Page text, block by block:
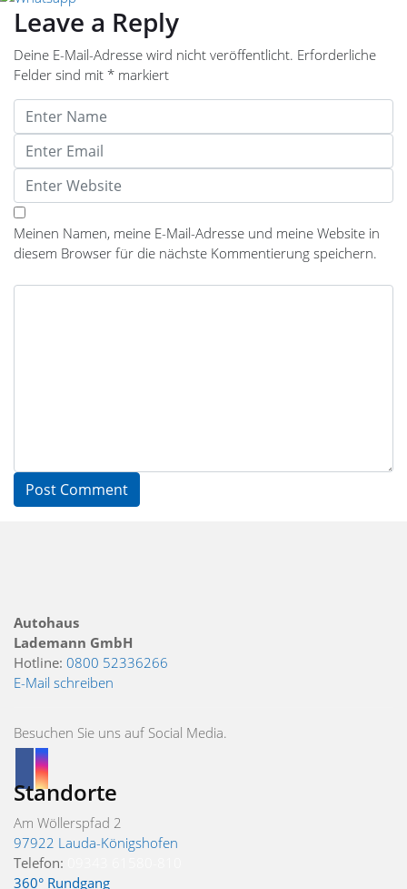
Leave a Reply
Deine E-Mail-Adresse wird nicht veröffentlicht. Erforderliche
Felder sind mit * markiert
Meinen Namen, meine E-Mail-Adresse und meine Website in
diesem Browser für die nächste Kommentierung speichern.
Autohaus
Lademann GmbH
Hotline: 0800 52336266
E-Mail schreiben
Besuchen Sie uns auf Social Media.
Standorte
Am Wöllerspfad 2
97922 Lauda-Königshofen
Telefon:
360° Rundgang